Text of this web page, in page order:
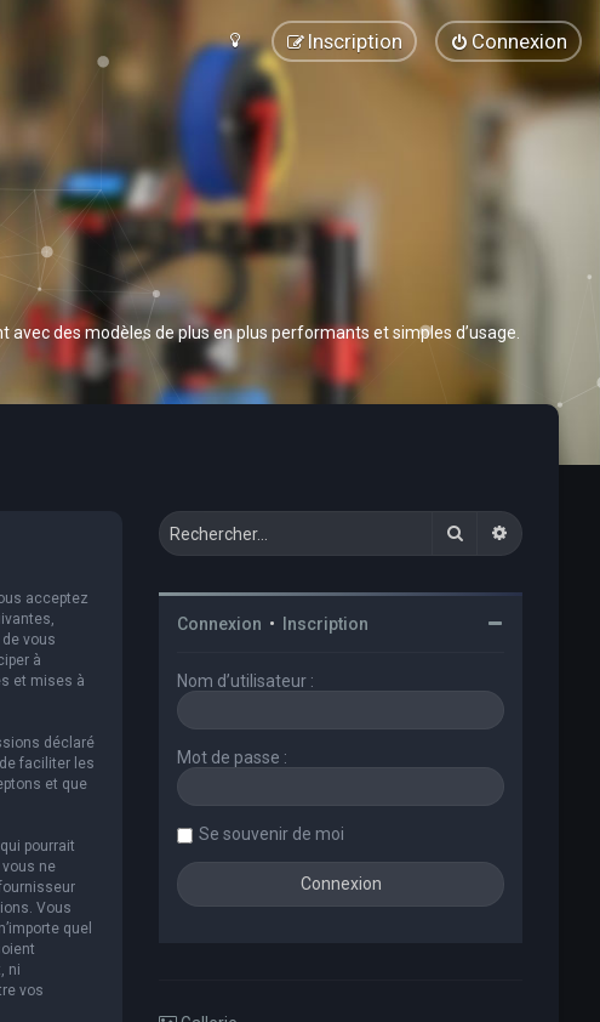
Connexion
Inscription
des modèles de plus en plus performants et simples d’usage.
acceptez
vous
à
et mises à
déclaré
faciliter les
et que
pourrait
ne
Vous
quel
ni
vos
Rechercher
Connexion • Inscription
Nom d’utilisateur :
Mot de passe :
Se souvenir de moi